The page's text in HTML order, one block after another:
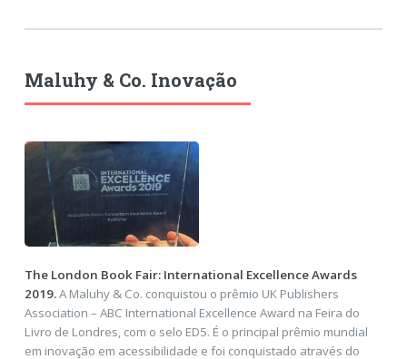
Maluhy & Co. Inovação
The London Book Fair: International Excellence Awards
2019.A Maluhy & Co. conquistou o prêmio UK Publishers
Association – ABC International Excellence Award na Feira do
Livro de Londres, com o selo ED5. É o principal prêmio mundial
em inovação em acessibilidade e foi conquistado através do